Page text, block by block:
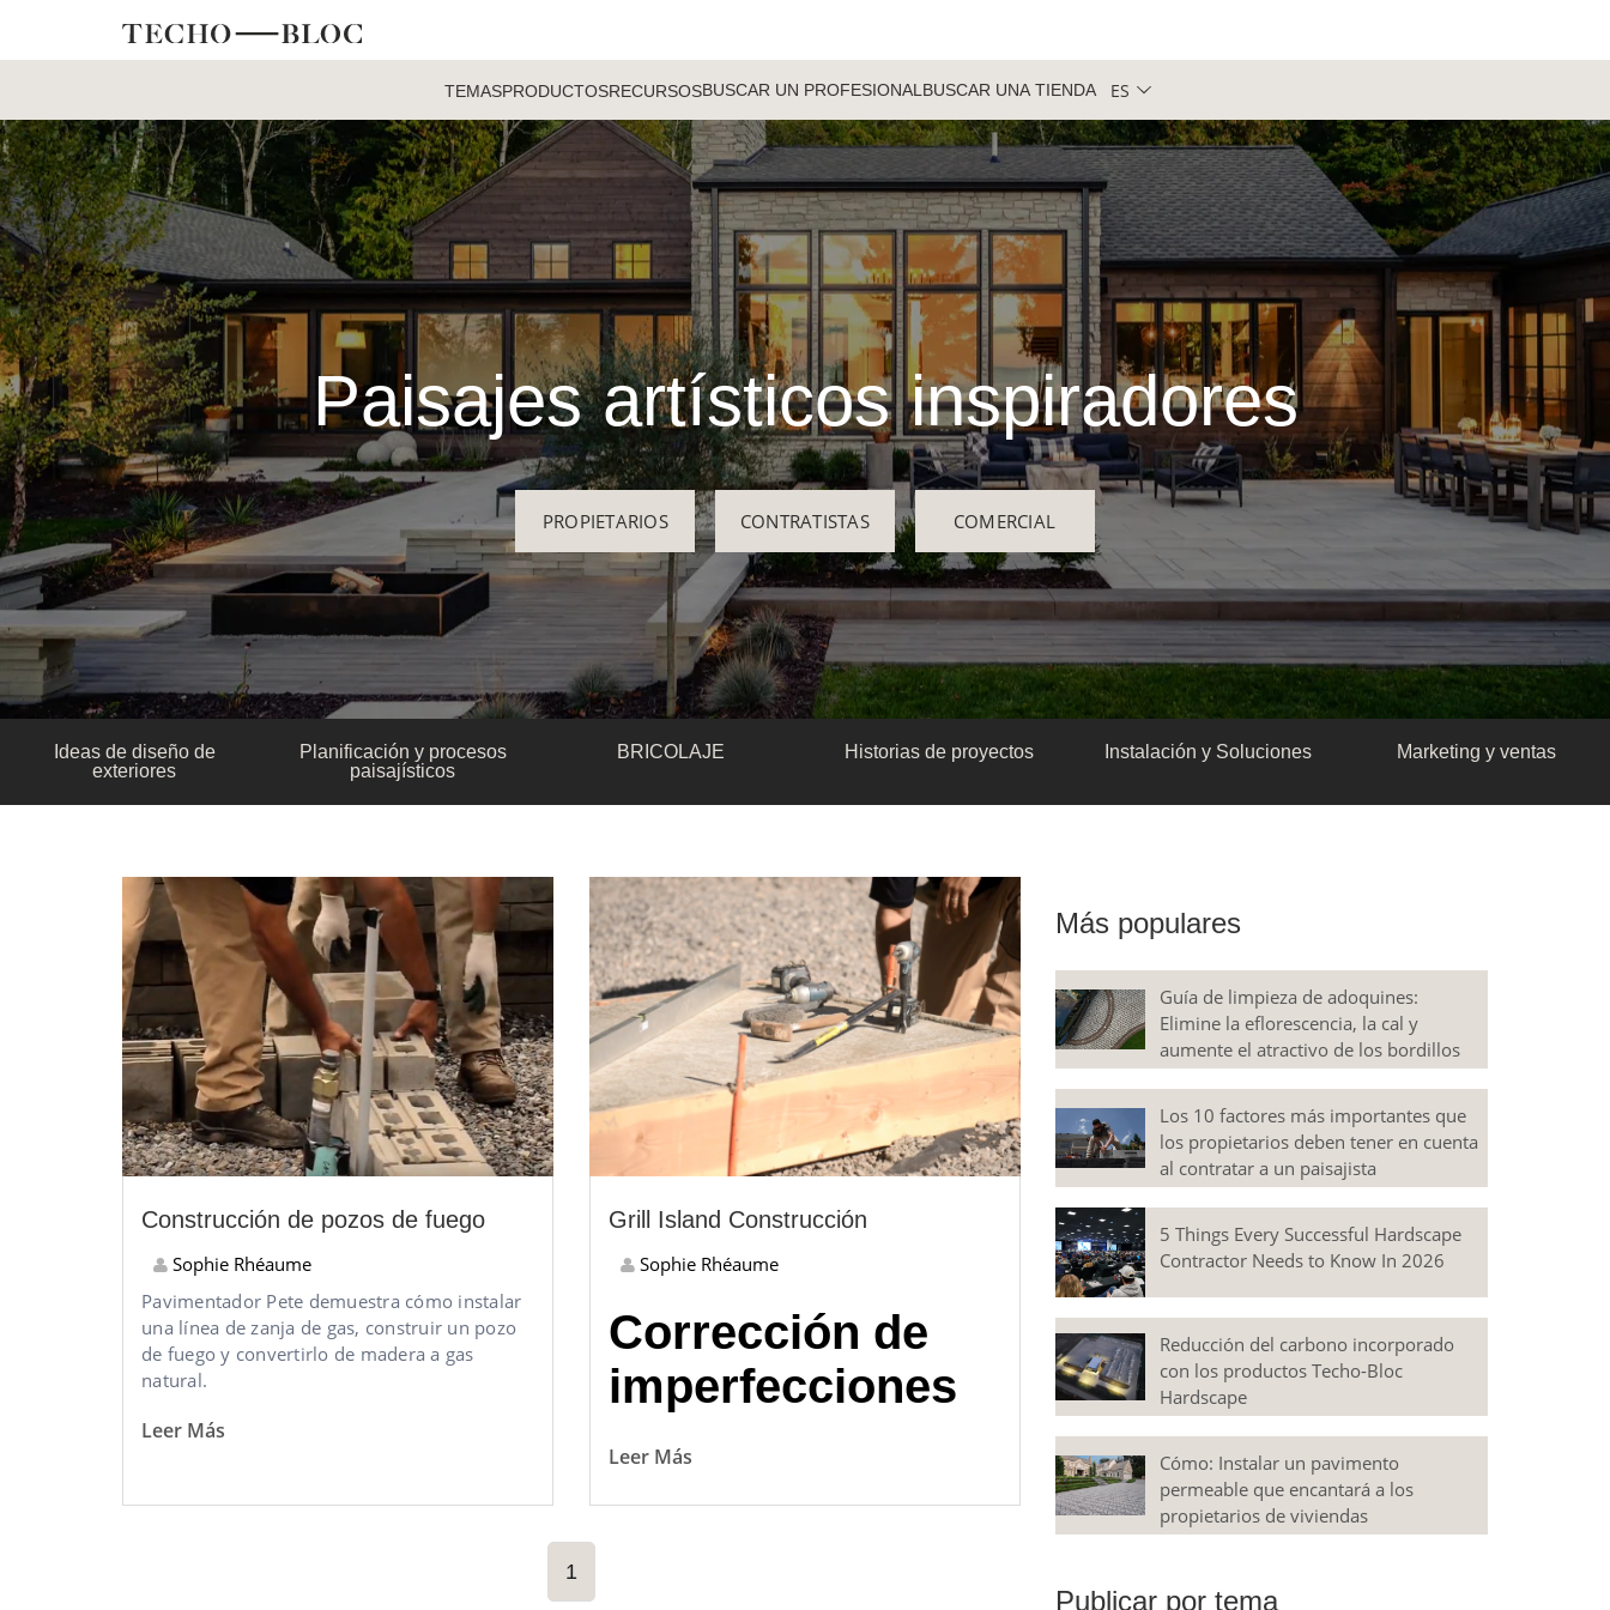
TEMASPRODUCTOSRECURSOSBUSCAR UN PROFESIONAL BUSCAR UNA TIENDA ES
Paisajes artísticos inspiradores
PROPIETARIOS CONTRATISTAS COMERCIAL
Ideas de diseño de
exteriores
Planificación y procesos
paisajísticos
BRICOLAJE Historias de proyectos Instalación y Soluciones Marketing y ventas
Construcción de pozos de fuego
Sophie Rhéaume
Pavimentador Pete demuestra cómo instalar
una línea de zanja de gas, construir un pozo
de fuego y convertirlo de madera a gas
natural.
Leer Más
Grill Island Construcción
Sophie Rhéaume
Corrección de
imperfecciones
Leer Más
1
Más populares
Guía de limpieza de adoquines:
Elimine la eflorescencia, la cal y
aumente el atractivo de los bordillos
Los 10 factores más importantes que
los propietarios deben tener en cuenta
al contratar a un paisajista
5 Things Every Successful Hardscape
Contractor Needs to Know In 2026
Reducción del carbono incorporado
con los productos Techo-Bloc
Hardscape
Cómo: Instalar un pavimento
permeable que encantará a los
propietarios de viviendas
Publicar por tema